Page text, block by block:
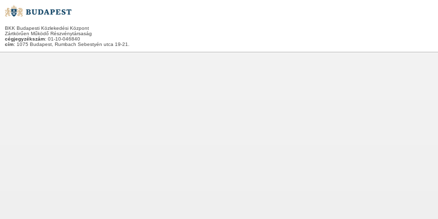
BKK Budapesti Közlekedési Központ
Zártkörűen Működő Részvénytársaság
cégjegyzékszám: 01-10-046840
cím: 1075 Budapest, Rumbach Sebestyén utca 19-21.